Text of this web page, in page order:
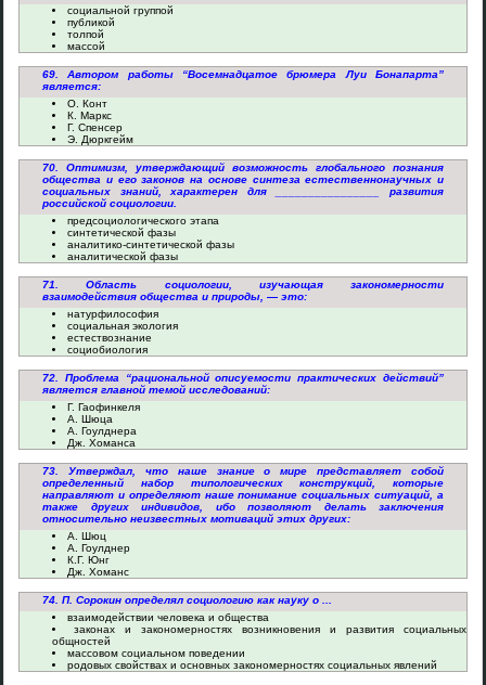
социальной группой
публикой
толпой
массой
69. Автором работы “Восемнадцатое брюмера Луи Бонапарта”
является:
О. Конт
К. Маркс
Г. Спенсер
Э. Дюркгейм
70. Оптимизм, утверждающий возможность глобального познания
общества и его законов на основе синтеза естественнонаучных и
социальных знаний, характерен для ________________ развития
российской социологии.
предсоциологического этапа
синтетической фазы
аналитико-синтетической фазы
аналитической фазы
71. Область социологии, изучающая закономерности
взаимодействия общества и природы, — это:
натурфилософия
социальная экология
естествознание
социобиология
72. Проблема “рациональной описуемости практических действий”
является главной темой исследований:
Г. Гаофинкеля
А. Шюца
А. Гоулднера
Дж. Хоманса
73. Утверждал, что наше знание о мире представляет собой
определенный набор типологических конструкций, которые
направляют и определяют наше понимание социальных ситуаций, а
также других индивидов, ибо позволяют делать заключения
относительно неизвестных мотиваций этих других:
А. Шюц
А. Гоулднер
К.Г. Юнг
Дж. Хоманс
74. П. Сорокин определял социологию как науку о ...
взаимодействии человека и общества
законах и закономерностях возникновения и развития социальных
общностей
массовом социальном поведении
родовых свойствах и основных закономерностях социальных явлений